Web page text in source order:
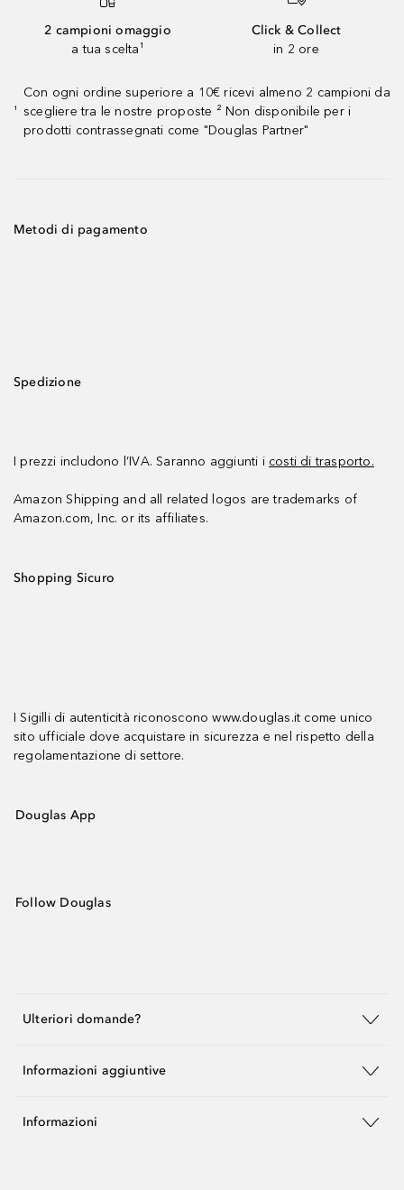
2 campioni omaggio
a tua scelta¹
Click & Collect
in 2 ore
¹
Con ogni ordine superiore a 10€ ricevi almeno 2 campioni da
scegliere tra le nostre proposte ² Non disponibile per i
prodotti contrassegnati come "Douglas Partner"
Metodi di pagamento
Spedizione
I prezzi includono l’IVA. Saranno aggiunti i costi di trasporto.
Amazon Shipping and all related logos are trademarks of
Amazon.com, Inc. or its affiliates.
Shopping Sicuro
I Sigilli di autenticità riconoscono www.douglas.it come unico
sito ufficiale dove acquistare in sicurezza e nel rispetto della
regolamentazione di settore.
Douglas App
Follow Douglas
Ulteriori domande?
Informazioni aggiuntive
Informazioni